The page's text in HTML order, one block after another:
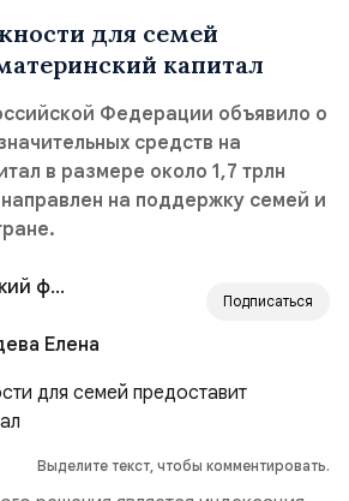
для семей
капитал
Федерации объявило о
средств на
в размере около 1,7 трлн
на поддержку семей и
Ставропольский филиал РАНХиГС
Подписаться
Елена
Выделите текст, чтобы комментировать.